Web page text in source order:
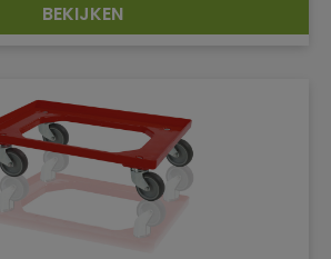
DETAILS
BEKIJKEN